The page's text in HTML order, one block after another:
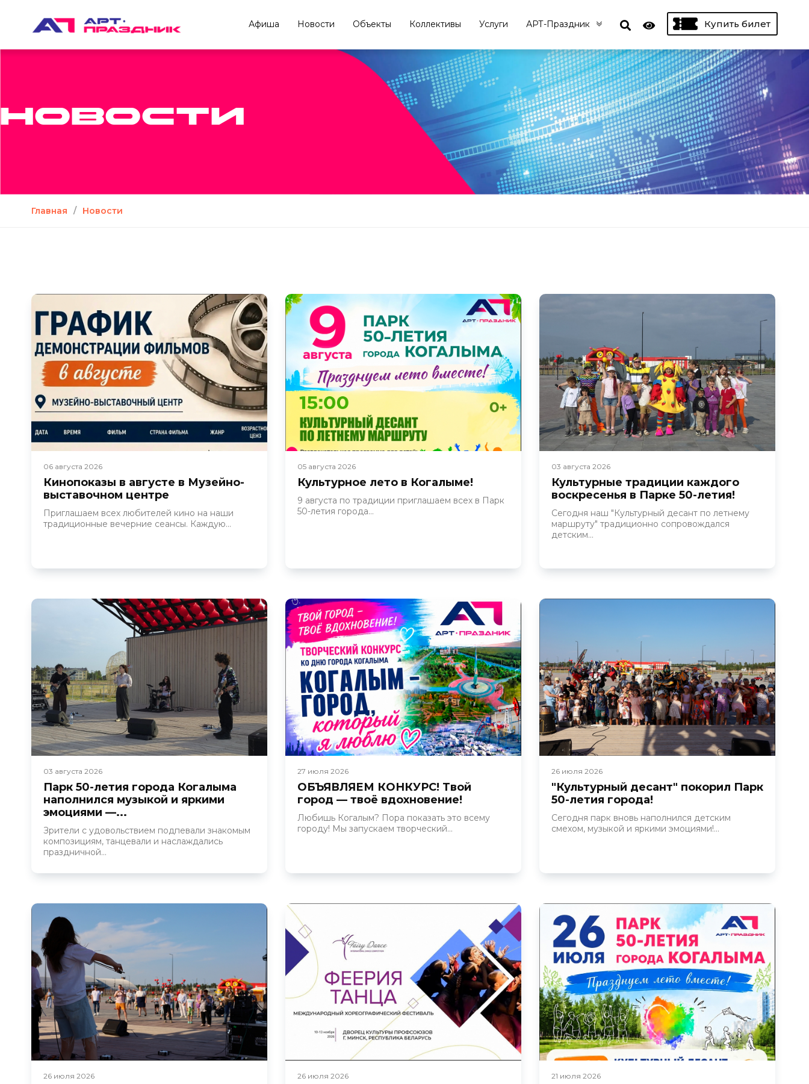
Купить билет
Афиша Новости Объекты Коллективы Услуги АРТ-Праздник
НОВОСТИ
Главная / Новости
06 августа 2026
Кинопоказы в августе в Музейно-
выставочном центре
Приглашаем всех любителей кино на наши
традиционные вечерние сеансы. Каждую...
05 августа 2026
Культурное лето в Когалыме!
9 августа по традиции приглашаем всех в Парк
50-летия города...
03 августа 2026
Культурные традиции каждого
воскресенья в Парке 50-летия! ​
Сегодня наш "Культурный десант по летнему
маршруту" традиционно сопровождался
детским...
03 августа 2026
Парк 50-летия города Когалыма
наполнился музыкой и яркими
эмоциями —...
Зрители с удовольствием подпевали знакомым
композициям, танцевали и наслаждались
праздничной...
27 июля 2026
ОБЪЯВЛЯЕМ КОНКУРС! Твой
город — твоё вдохновение!
Любишь Когалым? Пора показать это всему
городу! Мы запускаем творческий...
26 июля 2026
"Культурный десант" покорил Парк
50-летия города!
Сегодня парк вновь наполнился детским
смехом, музыкой и яркими эмоциями!...
26 июля 2026 26 июля 2026 21 июля 2026